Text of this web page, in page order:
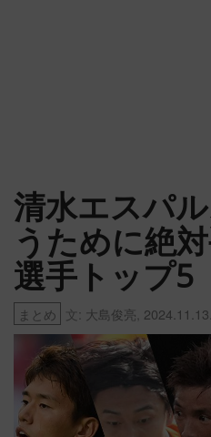
清水エスパ
うために絶
選手トップ5
まとめ 文: 大島俊亮